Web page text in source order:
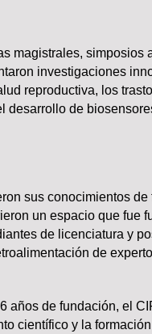
magistrales, simposios
investigaciones
reproductiva, los
desarrollo de
sus conocimientos de
un espacio que fue
de licenciatura y
de
años de fundación, el
científico y la
TRASCENDIDO
El hilo y la hebra de